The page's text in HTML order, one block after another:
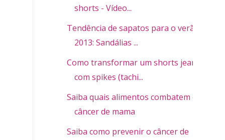
shorts - Vídeo...
Tendência de sapatos para o verão
2013: Sandálias ...
Como transformar um shorts jeans
com spikes (tachi...
Saiba quais alimentos combatem o
câncer de mama
Saiba como prevenir o câncer de